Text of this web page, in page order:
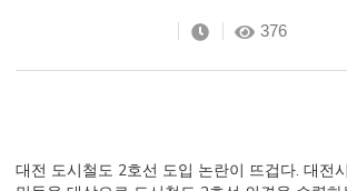
376
대전 도시철도 2호선 도입 논란이 뜨겁다. 대전